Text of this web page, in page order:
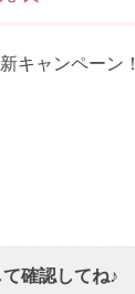
キャンペーン！
確認してね♪